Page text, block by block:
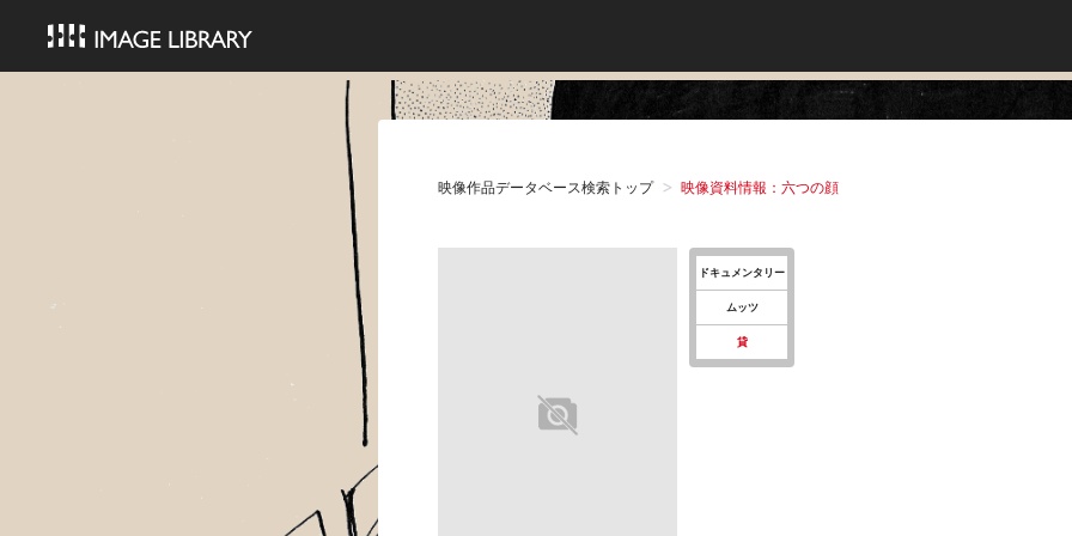
映像作品データベース検索トップ 映像資料情報：六つの顔
ドキュメンタリー
ムッツ
貸